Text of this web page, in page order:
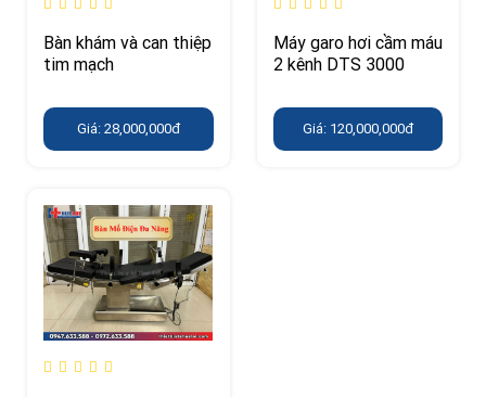
Bàn khám và can thiệp
tim mạch
Giá: 28,000,000đ
Máy garo hơi cầm máu
2 kênh DTS 3000
Giá: 120,000,000đ